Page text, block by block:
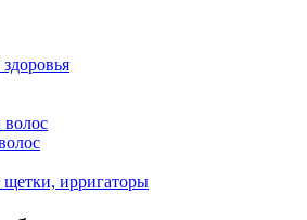
щетки, ирригаторы